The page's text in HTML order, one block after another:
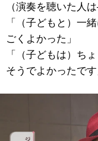
（演奏を聴いた人
「（子どもと）一
ごくよかった」
「（子どもは）ち
そうでよかったです